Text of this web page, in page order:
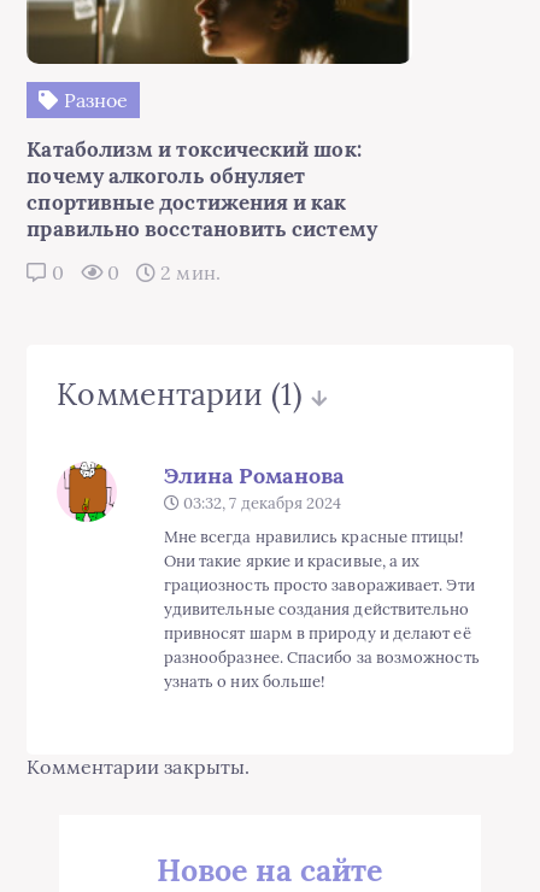
Разное
Катаболизм и токсический шок:
почему алкоголь обнуляет
спортивные достижения и как
правильно восстановить систему
0 0 2 мин.
Комментарии (1)
Элина Романова
03:32, 7 декабря 2024
Мне всегда нравились красные птицы!
Они такие яркие и красивые, а их
грациозность просто завораживает. Эти
удивительные создания действительно
привносят шарм в природу и делают её
разнообразнее. Спасибо за возможность
узнать о них больше!
Комментарии закрыты.
Новое на сайте